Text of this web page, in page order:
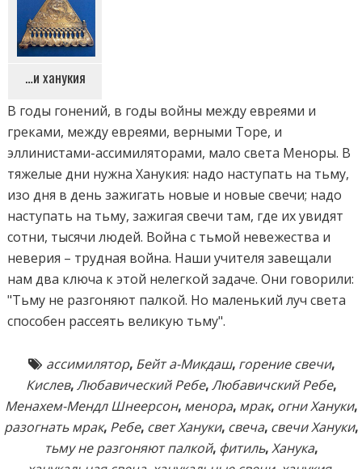
…и ханукия
В годы гонений, в годы войны между евреями и
греками, между евреями, верными Торе, и
эллинистами-ассимиляторами, мало света Меноры. В
тяжелые дни нужна Ханукия: надо наступать на тьму,
изо дня в день зажигать новые и новые свечи; надо
наступать на тьму, зажигая свечи там, где их увидят
сотни, тысячи людей. Война с тьмой невежества и
неверия – трудная война. Наши учителя завещали
нам два ключа к этой нелегкой задаче. Они говорили:
"Тьму не разгоняют палкой. Но маленький луч света
способен рассеять великую тьму".
ассимилятор, Бейт а-Микдаш, горение свечи,
Кислев,Любавический Ребе,Любавичский Ребе,
Менахем-Мендл Шнеерсон, менора, мрак, огни Хануки,
разогнать мрак, Ребе, свет Хануки, свеча, свечи Хануки,
тьму не разгоняют палкой, фитиль,Ханука,